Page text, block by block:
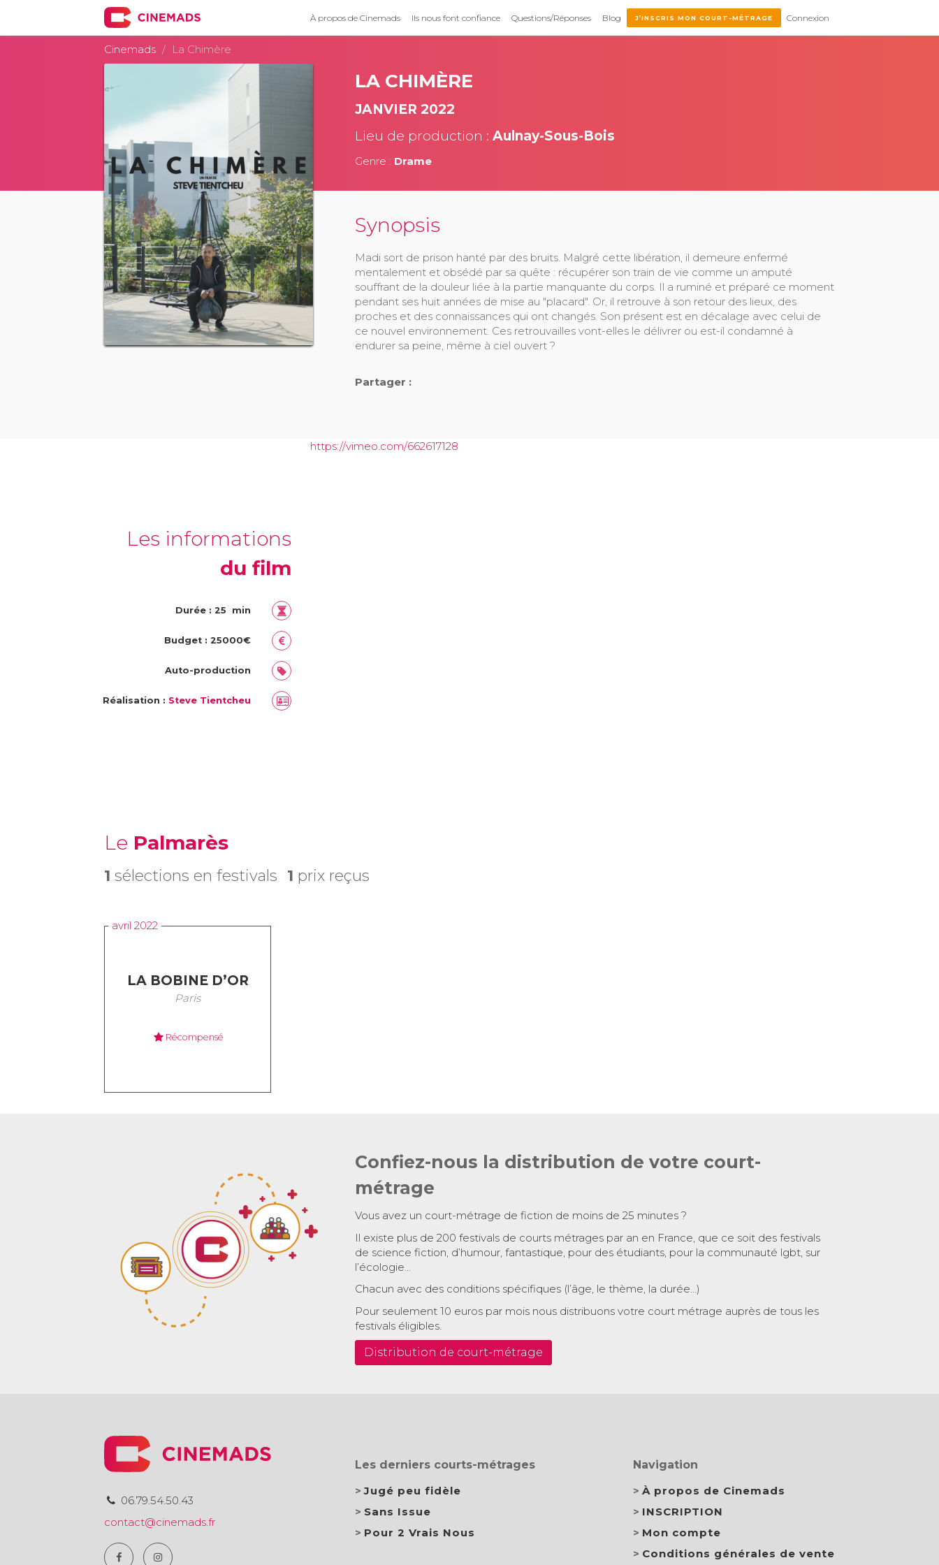
À propos de Cinemads Ils nous font confiance Questions/Réponses Blog J’INSCRIS MON COURT-MÉTRAGE Connexion
Cinemads La Chimère
LA CHIMÈRE
JANVIER 2022
Lieu de production : Aulnay-Sous-Bois
Genre : Drame
Synopsis
Madi sort de prison hanté par des bruits. Malgré cette libération, il demeure enfermé
mentalement et obsédé par sa quête : récupérer son train de vie comme un amputé
souffrant de la douleur liée à la partie manquante du corps. Il a ruminé et préparé ce moment
pendant ses huit années de mise au "placard". Or, il retrouve à son retour des lieux, des
proches et des connaissances qui ont changés. Son présent est en décalage avec celui de
ce nouvel environnement. Ces retrouvailles vont-elles le délivrer ou est-il condamné à
endurer sa peine, même à ciel ouvert ?
Partager :
Les informations
du film
Durée : 25 min
Budget : 25000€
Auto-production
Réalisation : Steve Tientcheu
https://vimeo.com/662617128
Le Palmarès
1 sélections en festivals 1 prix reçus
avril 2022
LA BOBINE D’OR
Paris
Récompensé
Confiez-nous la distribution de votre court-
métrage
Vous avez un court-métrage de fiction de moins de 25 minutes ?
Il existe plus de 200 festivals de courts métrages par an en France, que ce soit des festivals
de science fiction, d’humour, fantastique, pour des étudiants, pour la communauté lgbt, sur
l’écologie…
Chacun avec des conditions spécifiques (l’âge, le thème, la durée…)
Pour seulement 10 euros par mois nous distribuons votre court métrage auprès de tous les
festivals éligibles.
Distribution de court-métrage
06.79.54.50.43
contact@cinemads.fr
Les derniers courts-métrages
Jugé peu fidèle
Sans Issue
Pour 2 Vrais Nous
Navigation
À propos de Cinemads
INSCRIPTION
Mon compte
Conditions générales de vente